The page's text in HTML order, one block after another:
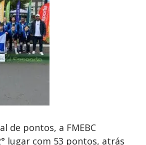
de pontos, a FMEBC
lugar com 53 pontos, atrás